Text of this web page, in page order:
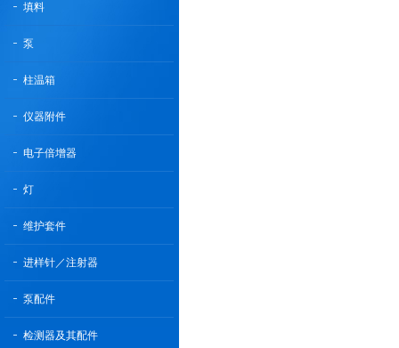
填料
泵
柱温箱
仪器附件
电子倍增器
灯
维护套件
进样针／注射器
泵配件
检测器及其配件